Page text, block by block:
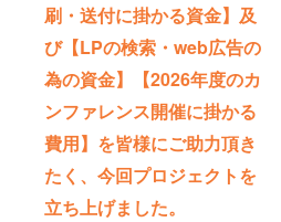
刷・送付に掛かる資金】及
び【LPの検索・web広告の
為の資金】【2026年度のカ
ンファレンス開催に掛かる
費用】を皆様にご助力頂き
たく、今回プロジェクトを
立ち上げました。